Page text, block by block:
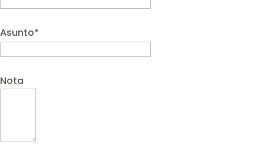
Asunto*
Nota